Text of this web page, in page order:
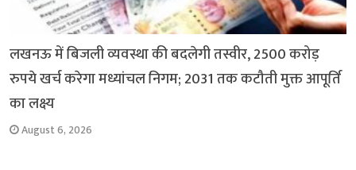
लखनऊ में बिजली व्यवस्था की बदलेगी तस्वीर, 2500 करोड़
रुपये खर्च करेगा मध्यांचल निगम; 2031 तक कटौती मुक्त आपूर्ति
का लक्ष्य
August 6, 2026